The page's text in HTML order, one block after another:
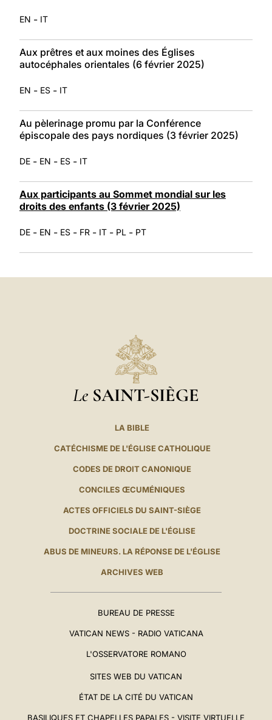
EN - IT
Aux prêtres et aux moines des Églises
autocéphales orientales (6 février 2025)
EN - ES - IT
Au pèlerinage promu par la Conférence
épiscopale des pays nordiques (3 février 2025)
DE - EN - ES - IT
Aux participants au Sommet mondial sur les
droits des enfants (3 février 2025)
DE - EN - ES - FR - IT - PL - PT
Le SAINT-SIÈGE
LA BIBLE
CATÉCHISME DE L'ÉGLISE CATHOLIQUE
CODES DE DROIT CANONIQUE
CONCILES ŒCUMÉNIQUES
ACTES OFFICIELS DU SAINT-SIÈGE
DOCTRINE SOCIALE DE L'ÉGLISE
ABUS DE MINEURS. LA RÉPONSE DE L'ÉGLISE
ARCHIVES WEB
BUREAU DE PRESSE
VATICAN NEWS - RADIO VATICANA
L'OSSERVATORE ROMANO
SITES WEB DU VATICAN
ÉTAT DE LA CITÉ DU VATICAN
BASILIQUES ET CHAPELLES PAPALES - VISITE VIRTUELLE